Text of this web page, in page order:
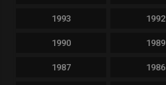
1993 1992
1990 1989
1987 1986